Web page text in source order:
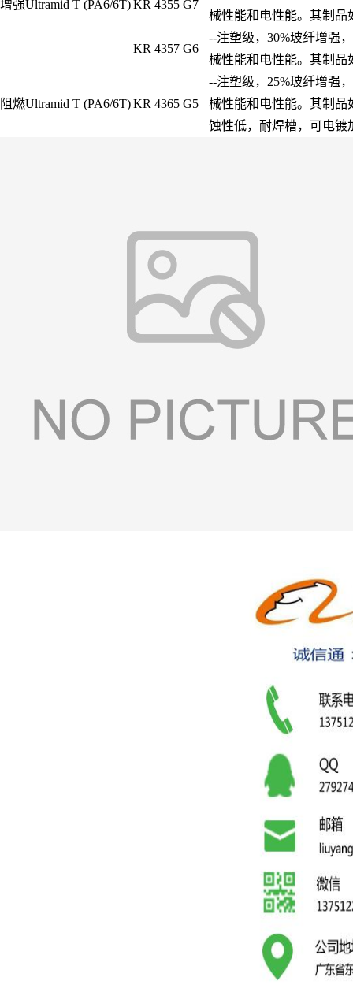
增强Ultramid T (PA6/6T)KR 4355 G7
械性能和电性能。其制品
KR 4357 G6
--注塑级，30%玻纤增强
械性能和电性能。其制品
阻燃Ultramid T (PA6/6T)KR 4365 G5
--注塑级，25%玻纤增强
械性能和电性能。其制品
蚀性低，耐焊槽，可电镀